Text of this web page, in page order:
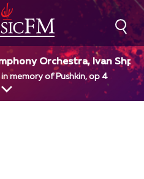
Orchestra, Ivan
memory of Pushkin, op 4